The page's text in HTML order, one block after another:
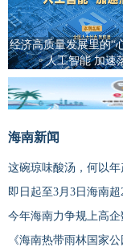
经济高质量发展里的“
人工智能 加速
海南新闻
这碗琼味酸汤，何以年
即日起至3月3日海南
今年海南力争规上高企
《海南热带雨林国家